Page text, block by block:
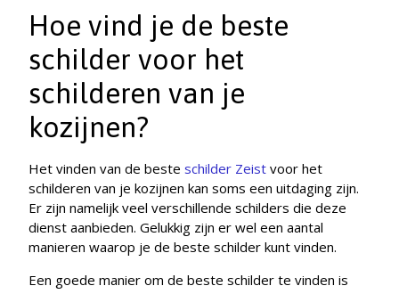
Hoe vind je de beste
schilder voor het
schilderen van je
kozijnen?
Het vinden van de besteschilder Zeist voor het
schilderen van je kozijnen kan soms een uitdaging zijn.
Er zijn namelijk veel verschillende schilders die deze
dienst aanbieden. Gelukkig zijn er wel een aantal
manieren waarop je de beste schilder kunt vinden.
Een goede manier om de beste schilder te vinden is